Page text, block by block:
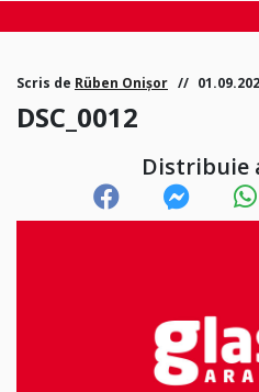
Scris de Rüben Onișor
DSC_0012
Distribuie